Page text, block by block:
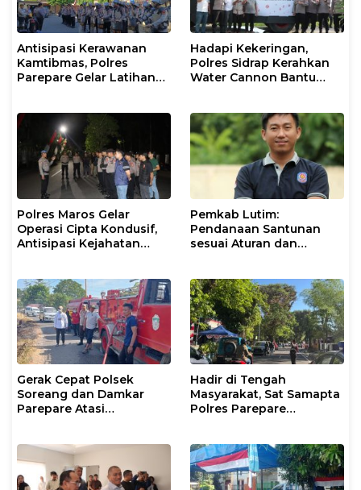
Antisipasi Kerawanan
Kamtibmas, Polres
Parepare Gelar Latihan
Hadapi Kekeringan,
Polres Sidrap Kerahkan
Water Cannon Bantu
Polres Maros Gelar
Operasi Cipta Kondusif,
Antisipasi Kejahatan
Pemkab Lutim:
Pendanaan Santunan
sesuai Aturan dan
Gerak Cepat Polsek
Soreang dan Damkar
Parepare Atasi
Hadir di Tengah
Masyarakat, Sat Samapta
Polres Parepare